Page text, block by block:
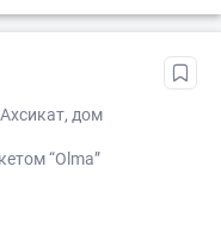
дом
“Olma”